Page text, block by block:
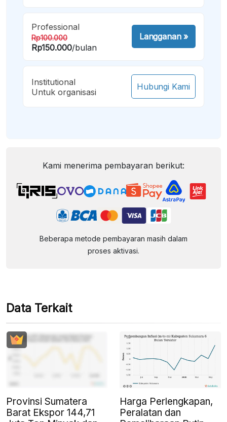
Professional
Rp100.000
Rp150.000/bulan
Langganan»
Institutional
Untuk organisasi
Hubungi Kami
Kami menerima pembayaran berikut:
Beberapa metode pembayaran masih dalam
proses aktivasi.
Data Terkait
Provinsi Sumatera
Barat Ekspor 144,71
Harga Perlengkapan,
Peralatan dan